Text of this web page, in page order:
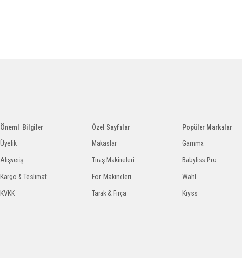
Önemli Bilgiler
Üyelik
Alışveriş
Kargo & Teslimat
KVKK
Özel Sayfalar
Makaslar
Tıraş Makineleri
Fön Makineleri
Tarak & Fırça
Popüler Markalar
Gamma
Babyliss Pro
Wahl
Kryss